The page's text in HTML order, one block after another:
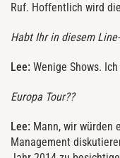
Ruf. Hoffentlich wird
Habt Ihr in diesem
Lee: Wenige Shows.
Europa Tour??
Lee: Mann, wir würden
Management